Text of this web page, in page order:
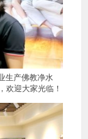
生产佛教净水
欢迎大家光临！